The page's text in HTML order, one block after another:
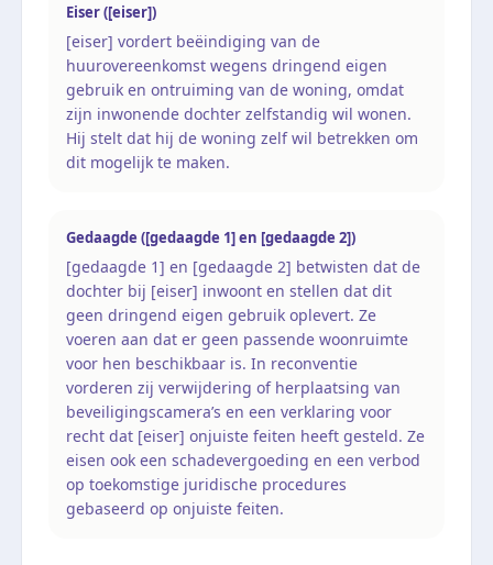
Eiser ([eiser])
[eiser] vordert beëindiging van de
huurovereenkomst wegens dringend eigen
gebruik en ontruiming van de woning, omdat
zijn inwonende dochter zelfstandig wil wonen.
Hij stelt dat hij de woning zelf wil betrekken om
dit mogelijk te maken.
Gedaagde ([gedaagde 1] en [gedaagde 2])
[gedaagde 1] en [gedaagde 2] betwisten dat de
dochter bij [eiser] inwoont en stellen dat dit
geen dringend eigen gebruik oplevert. Ze
voeren aan dat er geen passende woonruimte
voor hen beschikbaar is. In reconventie
vorderen zij verwijdering of herplaatsing van
beveiligingscamera’s en een verklaring voor
recht dat [eiser] onjuiste feiten heeft gesteld. Ze
eisen ook een schadevergoeding en een verbod
op toekomstige juridische procedures
gebaseerd op onjuiste feiten.